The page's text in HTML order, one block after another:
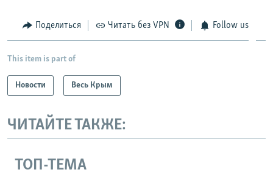
Поделиться Читать без VPN Follow us
This item is part of
Новости Весь Крым
ЧИТАЙТЕ ТАКЖЕ:
ТОП-ТЕМА